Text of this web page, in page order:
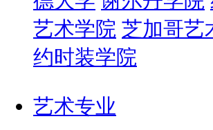
艺术学院 芝加哥艺
约时装学院
艺术专业